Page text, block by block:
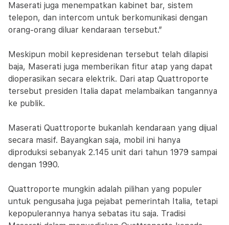
Maserati juga menempatkan kabinet bar, sistem
telepon, dan intercom untuk berkomunikasi dengan
orang-orang diluar kendaraan tersebut.”
Meskipun mobil kepresidenan tersebut telah dilapisi
baja, Maserati juga memberikan fitur atap yang dapat
dioperasikan secara elektrik. Dari atap Quattroporte
tersebut presiden Italia dapat melambaikan tangannya
ke publik.
Maserati Quattroporte bukanlah kendaraan yang dijual
secara masif. Bayangkan saja, mobil ini hanya
diproduksi sebanyak 2.145 unit dari tahun 1979 sampai
dengan 1990.
Quattroporte mungkin adalah pilihan yang populer
untuk pengusaha juga pejabat pemerintah Italia, tetapi
kepopulerannya hanya sebatas itu saja. Tradisi